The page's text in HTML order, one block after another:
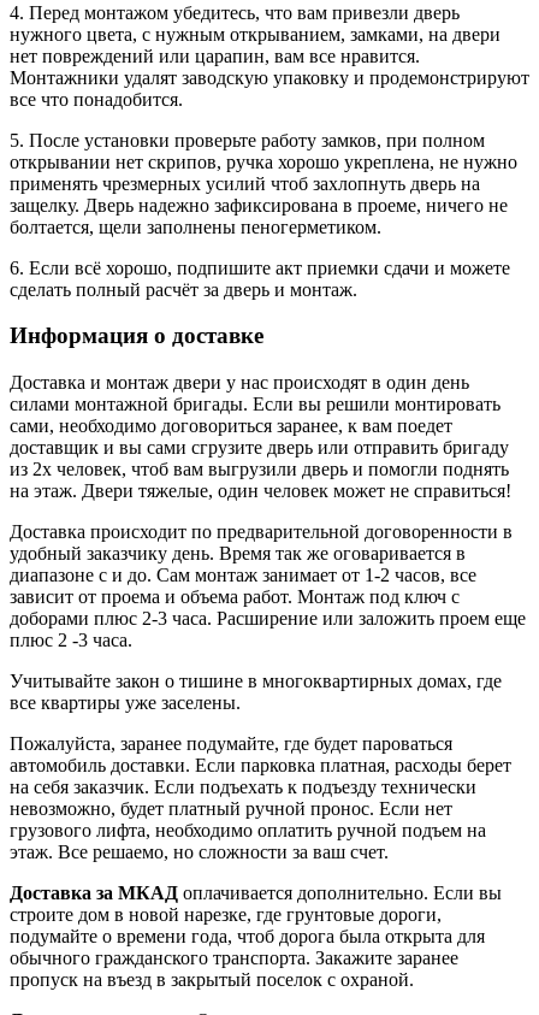
4. Перед монтажом убедитесь, что вам привезли дверь
нужного цвета, с нужным открыванием, замками, на двери
нет повреждений или царапин, вам все нравится.
Монтажники удалят заводскую упаковку и продемонстрируют
все что понадобится.
5. После установки проверьте работу замков, при полном
открывании нет скрипов, ручка хорошо укреплена, не нужно
применять чрезмерных усилий чтоб захлопнуть дверь на
защелку. Дверь надежно зафиксирована в проеме, ничего не
болтается, щели заполнены пеногерметиком.
6. Если всё хорошо, подпишите акт приемки сдачи и можете
сделать полный расчёт за дверь и монтаж.
Информация о доставке
Доставка и монтаж двери у нас происходят в один день
силами монтажной бригады. Если вы решили монтировать
сами, необходимо договориться заранее, к вам поедет
доставщик и вы сами сгрузите дверь или отправить бригаду
из 2х человек, чтоб вам выгрузили дверь и помогли поднять
на этаж. Двери тяжелые, один человек может не справиться!
Доставка происходит по предварительной договоренности в
удобный заказчику день. Время так же оговаривается в
диапазоне с и до. Сам монтаж занимает от 1-2 часов, все
зависит от проема и объема работ. Монтаж под ключ с
доборами плюс 2-3 часа. Расширение или заложить проем еще
плюс 2 -3 часа.
Учитывайте закон о тишине в многоквартирных домах, где
все квартиры уже заселены.
Пожалуйста, заранее подумайте, где будет пароваться
автомобиль доставки. Если парковка платная, расходы берет
на себя заказчик. Если подъехать к подъезду технически
невозможно, будет платный ручной пронос. Если нет
грузового лифта, необходимо оплатить ручной подъем на
этаж. Все решаемо, но сложности за ваш счет.
Доставка за МКАД оплачивается дополнительно. Если вы
строите дом в новой нарезке, где грунтовые дороги,
подумайте о времени года, чтоб дорога была открыта для
обычного гражданского транспорта. Закажите заранее
пропуск на въезд в закрытый поселок с охраной.